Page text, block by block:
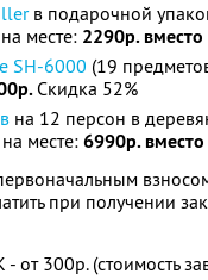
в подарочной
месте: 2290р.
SH-6000 (19
Скидка 52%
на 12 персон в
месте:6990р.
при получении
от 300р. (стоимость